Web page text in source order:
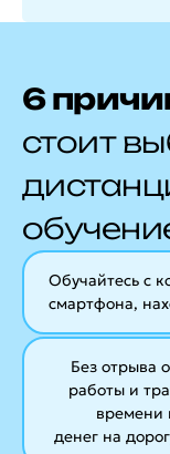
6
стоит
Обучайтесь с
смартфона,
Без отрыва
работы и
времени
денег на